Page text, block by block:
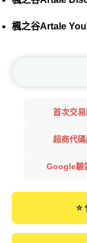
楓之谷Artale
首次交
超商代
Google驗
⭐